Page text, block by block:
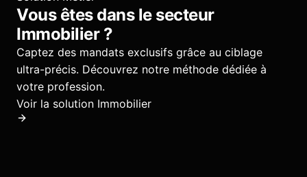
Vous êtes dans le secteur
Immobilier?
Captez des mandats exclusifs grâce au ciblage
ultra-précis. Découvrez notre méthode dédiée à
votre profession.
Voir la solution Immobilier